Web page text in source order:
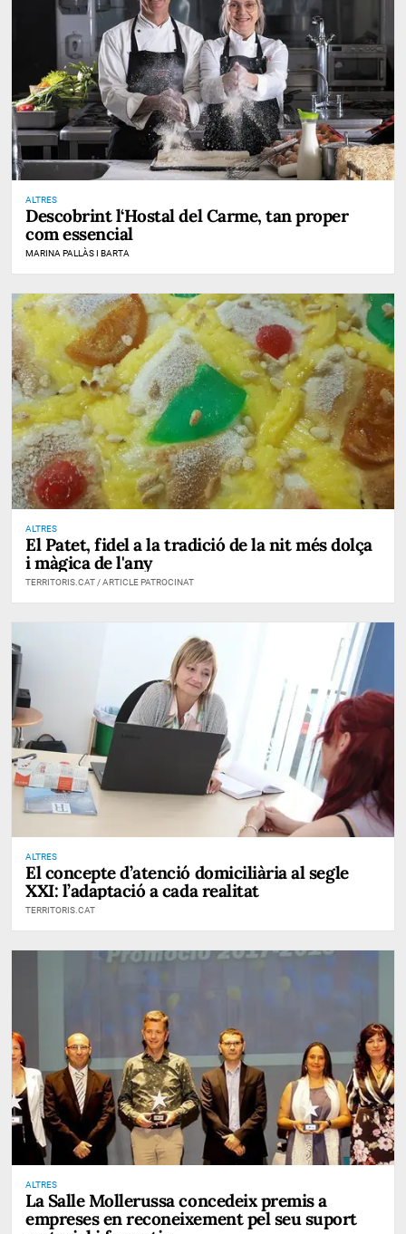
ALTRES
Descobrint l‘Hostal del Carme, tan proper
com essencial
MARINA PALLÀS I BARTA
ALTRES
El Patet, fidel a la tradició de la nit més dolça
i màgica de l'any
TERRITORIS.CAT / ARTICLE PATROCINAT
ALTRES
El concepte d’atenció domiciliària al segle
XXI: l’adaptació a cada realitat
TERRITORIS.CAT
ALTRES
La Salle Mollerussa concedeix premis a
empreses en reconeixement pel seu suport